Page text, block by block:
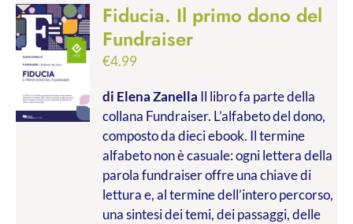
Fiducia. Il primo dono del
Fundraiser
€4.99
di Elena Zanella Il libro fa parte della
collana Fundraiser. L’alfabeto del dono,
composto da dieci ebook. Il termine
alfabeto non è casuale: ogni lettera della
parola fundraiser offre una chiave di
lettura e, al termine dell’intero percorso,
una sintesi dei temi, dei passaggi, delle